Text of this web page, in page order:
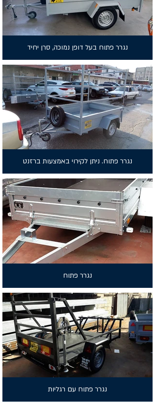
נגרר פתוח בעל דופן נמוכה, סרן יחיד
נגרר פתוח. ניתן לקירוי באמצעות ברזנט
נגרר פתוח
נגרר פתוח עם רגליות